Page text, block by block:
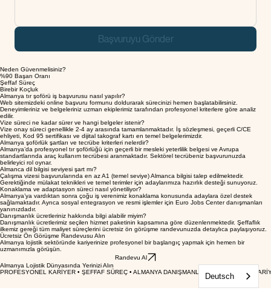
Neden Güvenmelisiniz?
%90 Başarı Oranı
Şeffaf Süreç
Birebir Koçluk
Almanya tır şoförü iş başvurusu nasıl yapılır?
Web sitemizdeki online başvuru formunu doldurarak sürecinizi hemen başlatabilirsiniz.
Deneyimleriniz ve belgeleriniz uzman ekiplerimiz tarafından profesyonel kriterlere göre analiz
edilir.
Vize süreci ne kadar sürer ve hangi belgeler istenir?
Vize onay süreci genellikle 2-4 ay arasında tamamlanmaktadır. İş sözleşmesi, geçerli C/CE
ehliyeti, Kod 95 sertifikası ve dijital takograf kartı en temel belgelerimizdir.
Almanya şoförlük şartları ve tecrübe kriterleri nelerdir?
Almanya’da profesyonel tır şoförlüğü için geçerli bir mesleki yeterlilik belgesi ve Avrupa
standartlarında araç kullanım tecrübesi aranmaktadır. Sektörel tecrübeniz başvurunuzda
belirleyici rol oynar.
Almanca dil bilgisi seviyesi şart mı?
Çalışma vizesi başvurularında en az A1 (temel seviye) Almanca bilgisi talep edilmektedir.
Gerektiğinde mülakat teknikleri ve temel terimler için adaylarımıza hazırlık desteği sunuyoruz.
Konaklama ve adaptasyon süreci nasıl yönetiliyor?
Almanya’ya vardıktan sonra çoğu iş verenimiz konaklama konusunda adaylara özel destek
sağlamaktadır. Ayrıca sosyal entegrasyon ve resmi işlemler için Euro Jobs Center danışmanları
yanınızdadır.
Danışmanlık ücretleriniz hakkında bilgi alabilir miyim?
Danışmanlık ücretlerimiz seçilen hizmet paketinin kapsamına göre düzenlenmektedir. Şeffaflık
ilkemiz gereği tüm maliyet süreçlerini ücretsiz ön görüşme randevunuzda detaylıca paylaşıyoruz.
Ücretsiz Ön Görüşme Randevusu Alın
Almanya lojistik sektöründe kariyerinize profesyonel bir başlangıç yapmak için hemen bir
uzmanımızla görüşün.
Randevu Al
PROFESYONEL KARİYER • ŞEFFAF SÜREÇ • ALMANYA DANIŞMANLIK
Deutsch